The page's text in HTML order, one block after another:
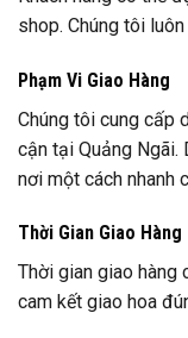
shop. Chúng tôi
Phạm Vi Giao Hàng
Chúng tôi cung cấp
cận tại Quảng Ngãi.
nơi một cách nhanh
Thời Gian Giao Hàng
Thời gian giao hàng
cam kết giao hoa